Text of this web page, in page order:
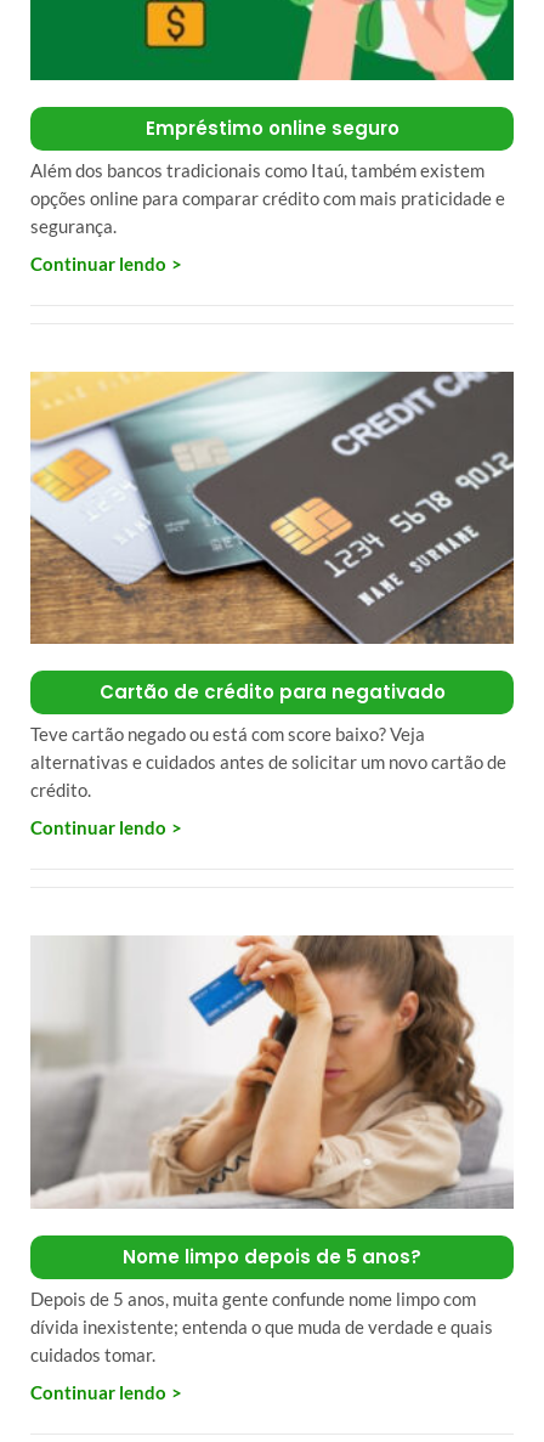
Empréstimo online seguro
Além dos bancos tradicionais como Itaú, também existem
opções online para comparar crédito com mais praticidade e
segurança.
Continuar lendo
Cartão de crédito para negativado
Teve cartão negado ou está com score baixo? Veja
alternativas e cuidados antes de solicitar um novo cartão de
crédito.
Continuar lendo
Nome limpo depois de 5 anos?
Depois de 5 anos, muita gente confunde nome limpo com
dívida inexistente; entenda o que muda de verdade e quais
cuidados tomar.
Continuar lendo